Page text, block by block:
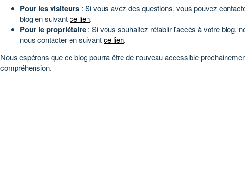
Pour les visiteurs : Si vous avez des questions, vous pouvez
blog en suivantce lien.
Pour le propriétaire : Si vous souhaitez rétablir l’accès à votre blog,
nous contacter en suivantce lien.
Nous espérons que ce blog pourra être de nouveau accessible
compréhension.